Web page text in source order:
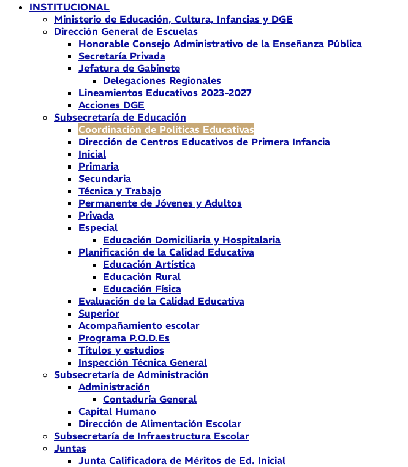
INSTITUCIONAL
Ministerio de Educación, Cultura, Infancias y DGE
Dirección General de Escuelas
Honorable Consejo Administrativo de la Enseñanza Pública
Secretaría Privada
Jefatura de Gabinete
Delegaciones Regionales
Lineamientos Educativos 2023-2027
Acciones DGE
Subsecretaría de Educación
Coordinación de Políticas Educativas
Dirección de Centros Educativos de Primera Infancia
Inicial
Primaria
Secundaria
Técnica y Trabajo
Permanente de Jóvenes y Adultos
Privada
Especial
Educación Domiciliaria y Hospitalaria
Planificación de la Calidad Educativa
Educación Artística
Educación Rural
Educación Física
Evaluación de la Calidad Educativa
Superior
Acompañamiento escolar
Programa P.O.D.Es
Títulos y estudios
Inspección Técnica General
Subsecretaría de Administración
Administración
Contaduría General
Capital Humano
Dirección de Alimentación Escolar
Subsecretaría de Infraestructura Escolar
Juntas
Junta Calificadora de Méritos de Ed. Inicial